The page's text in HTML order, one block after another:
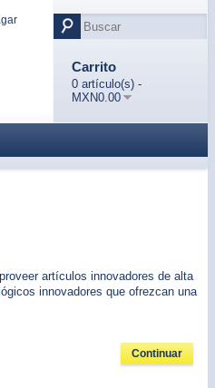
Carrito
0 artículo(s) -
MXN0.00
artículos innovadores de alta
innovadores que ofrezcan una
Continuar